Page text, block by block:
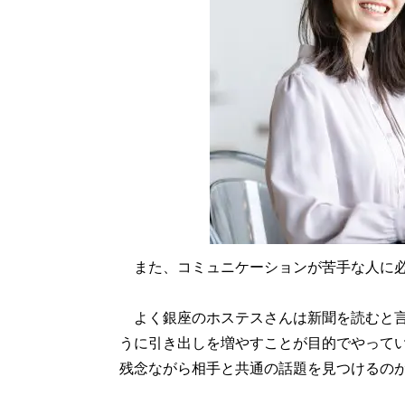
また、コミュニケーションが苦手な人に
よく銀座のホステスさんは新聞を読むと
うに引き出しを増やすことが目的でやって
残念ながら相手と共通の話題を見つけるの